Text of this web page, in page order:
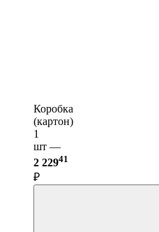
Коробка
(картон)
1
шт —
2 22941
₽